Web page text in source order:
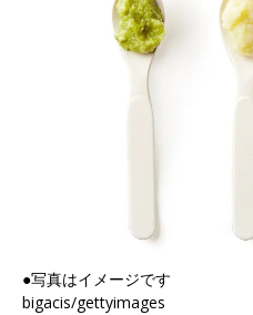
●写真はイメージです
bigacis/gettyimages